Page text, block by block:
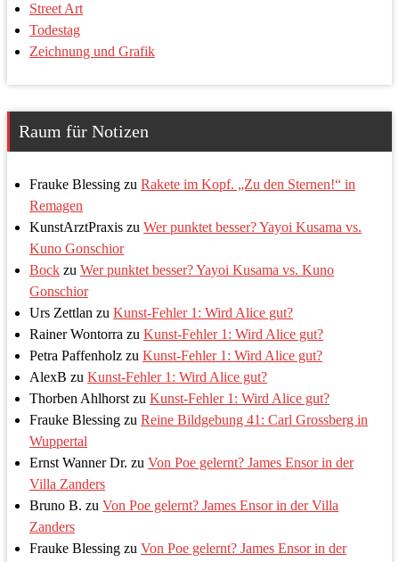
Street Art
Todestag
Zeichnung und Grafik
Raum für Notizen
Frauke Blessing zu Rakete im Kopf. „Zu den Sternen!“ in
Remagen
KunstArztPraxis zu Wer punktet besser? Yayoi Kusama vs.
Kuno Gonschior
Bock zu Wer punktet besser? Yayoi Kusama vs. Kuno
Gonschior
Urs Zettlan zu Kunst-Fehler 1: Wird Alice gut?
Rainer Wontorra zu Kunst-Fehler 1: Wird Alice gut?
Petra Paffenholz zu Kunst-Fehler 1: Wird Alice gut?
AlexB zu Kunst-Fehler 1: Wird Alice gut?
Thorben Ahlhorst zu Kunst-Fehler 1: Wird Alice gut?
Frauke Blessing zu Reine Bildgebung 41: Carl Grossberg in
Wuppertal
Ernst Wanner Dr. zu Von Poe gelernt? James Ensor in der
Villa Zanders
Bruno B. zu Von Poe gelernt? James Ensor in der Villa
Zanders
Frauke Blessing zu Von Poe gelernt? James Ensor in der